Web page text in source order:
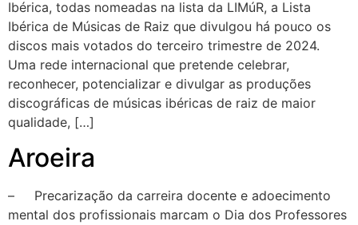
Ibérica, todas nomeadas na lista da LIMúR, a Lista
Ibérica de Músicas de Raiz que divulgou há pouco os
discos mais votados do terceiro trimestre de 2024.
Uma rede internacional que pretende celebrar,
reconhecer, potencializar e divulgar as produções
discográficas de músicas ibéricas de raiz de maior
qualidade, […]
Aroeira
– Precarização da carreira docente e adoecimento
mental dos profissionais marcam o Dia dos Professores